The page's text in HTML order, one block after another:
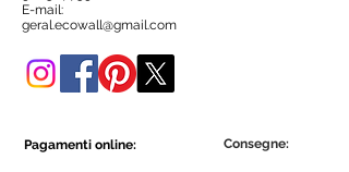
negozio online.
E-mail:
geral.ecowall@gmail.com
Pagamenti online: Consegne: